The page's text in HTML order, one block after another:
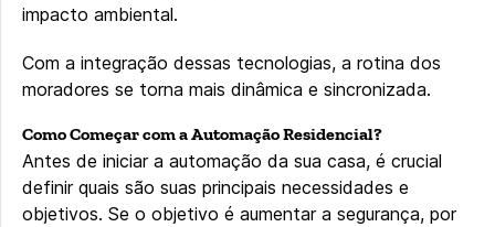
impacto ambiental.
Com a integração dessas tecnologias, a rotina dos
moradores se torna mais dinâmica e sincronizada.
Como Começar com a Automação Residencial?
Antes de iniciar a automação da sua casa, é crucial
definir quais são suas principais necessidades e
objetivos. Se o objetivo é aumentar a segurança, por